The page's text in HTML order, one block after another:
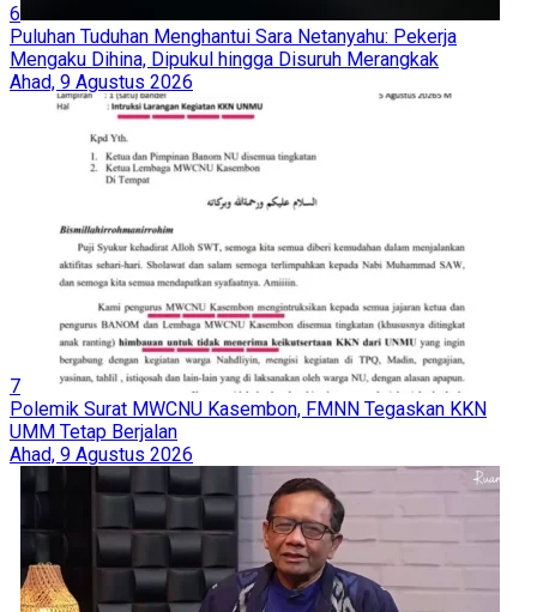
6
Puluhan Tuduhan Menghantui Sara Netanyahu: Pekerja
Mengaku Dihina, Dipukul hingga Disuruh Merangkak
Ahad, 9 Agustus 2026
7
Polemik Surat MWCNU Kasembon, FMNN Tegaskan KKN
UMM Tetap Berjalan
Ahad, 9 Agustus 2026